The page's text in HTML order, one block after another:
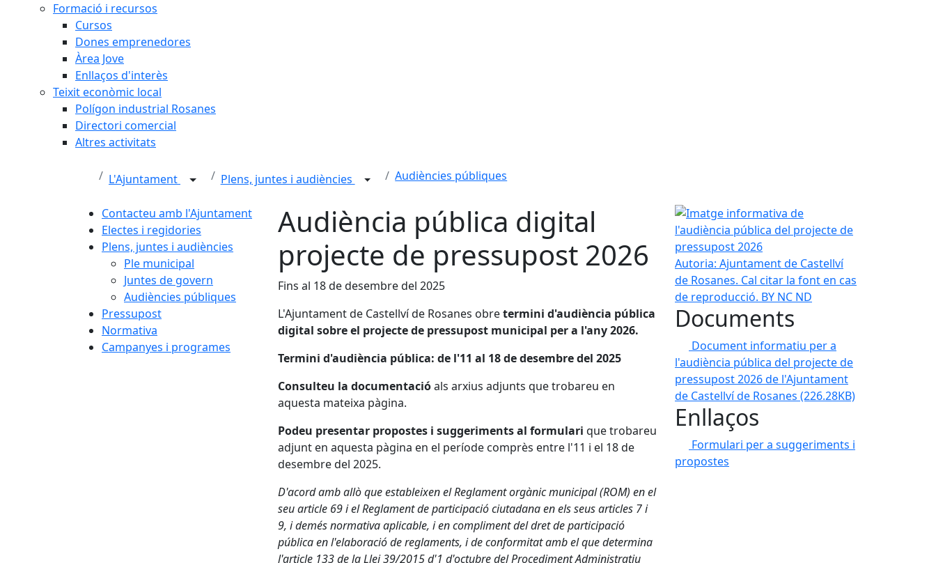
Formació i recursos
Cursos
Dones emprenedores
Àrea Jove
Enllaços d'interès
Teixit econòmic local
Polígon industrial Rosanes
Directori comercial
Altres activitats
L'Ajuntament Plens, juntes i audiències Audiències públiques
Contacteu amb l'Ajuntament
Electes i regidories
Plens, juntes i audiències
Ple municipal
Juntes de govern
Audiències públiques
Pressupost
Normativa
Campanyes i programes
Audiència pública digital
projecte de pressupost 2026
Fins al 18 de desembre del 2025
L'Ajuntament de Castellví de Rosanes obretermini d'audiència pública
digital sobre el projecte de pressupost municipal per a l'any 2026.
Termini d'audiència pública: de l'11 al 18 de desembre del 2025
Consulteu la documentacióals arxius adjunts que trobareu en
aquesta mateixa pàgina.
Podeu presentar propostes i suggeriments al formulari que trobareu
adjunt en aquesta pàgina en el període comprès entre l'11 i el 18 de
desembre del 2025.
D'acord amb allò que estableixen el Reglament orgànic municipal (ROM) en el
seu article 69 i el Reglament de participació ciutadana en els seus articles 7 i
9, i demés normativa aplicable, i en compliment del dret de participació
pública en l'elaboració de reglaments, i de conformitat amb el que determina
l'article 133 de la Llei 39/2015 d'1 d'octubre del Procediment Administratiu
Imatge informativa de l'audiència pública del
Autoria: Ajuntament de Castellví
de Rosanes. Cal citar la font en cas
de reproducció. BY NC ND
Documents
Document informatiu per a
l'audiència pública del projecte de
pressupost 2026 de l'Ajuntament
de Castellví de Rosanes (226.28KB)
Enllaços
Formulari per a suggeriments i
propostes